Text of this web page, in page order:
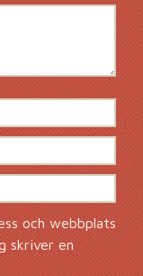
och webbplats
skriver en